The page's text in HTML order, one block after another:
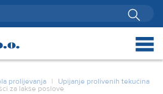
prolijevanja |
Upijanje prolivenih tekućina
za lakše poslove